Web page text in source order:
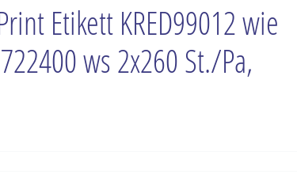
Etikett KRED99012 wie
ws 2x260 St./Pa,